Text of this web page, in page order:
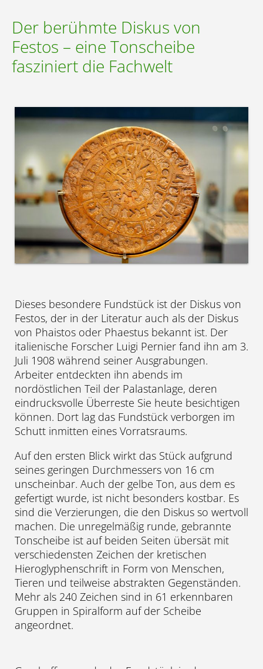
Der berühmte Diskus von
Festos – eine Tonscheibe
fasziniert die Fachwelt
Dieses besondere Fundstück ist der Diskus von
Festos, der in der Literatur auch als der Diskus
von Phaistos oder Phaestus bekannt ist. Der
italienische Forscher Luigi Pernier fand ihn am 3.
Juli 1908 während seiner Ausgrabungen.
Arbeiter entdeckten ihn abends im
nordöstlichen Teil der Palastanlage, deren
eindrucksvolle Überreste Sie heute besichtigen
können. Dort lag das Fundstück verborgen im
Schutt inmitten eines Vorratsraums.
Auf den ersten Blick wirkt das Stück aufgrund
seines geringen Durchmessers von 16 cm
unscheinbar. Auch der gelbe Ton, aus dem es
gefertigt wurde, ist nicht besonders kostbar. Es
sind die Verzierungen, die den Diskus so wertvoll
machen. Die unregelmäßig runde, gebrannte
Tonscheibe ist auf beiden Seiten übersät mit
verschiedensten Zeichen der kretischen
Hieroglyphenschrift in Form von Menschen,
Tieren und teilweise abstrakten Gegenständen.
Mehr als 240 Zeichen sind in 61 erkennbaren
Gruppen in Spiralform auf der Scheibe
angeordnet.